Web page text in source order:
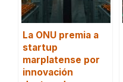
La ONU premia a
startup
marplatense por
innovación